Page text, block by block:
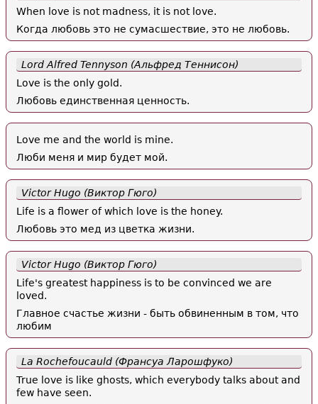
When love is not madness, it is not love.
Когда любовь это не сумасшествие, это не любовь.
Lord Alfred Tennyson (Альфред Теннисон)
Love is the only gold.
Любовь единственная ценность.
Love me and the world is mine.
Люби меня и мир будет мой.
Victor Hugo (Виктор Гюго)
Life is a flower of which love is the honey.
Любовь это мед из цветка жизни.
Victor Hugo (Виктор Гюго)
Life's greatest happiness is to be convinced we are
loved.
Главное счастье жизни - быть обвиненным в том, что
любим
La Rochefoucauld (Франсуа Ларошфуко)
True love is like ghosts, which everybody talks about and
few have seen.